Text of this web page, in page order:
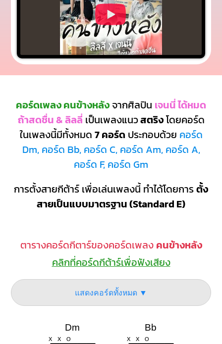
คอร์ดเพลง คนข้างหลัง จากศิลปิน เจนนี่ ได้หมด
ถ้าสดชื่น & ลิลลี่ เป็นเพลงแนวสตริงโดยคอร์ด
ในเพลงนี้มีทั้งหมด 7 คอร์ด ประกอบด้วย คอร์ด
Dm, คอร์ด Bb, คอร์ด C, คอร์ด Am, คอร์ด A,
คอร์ด F, คอร์ด Gm
การตั้งสายกีต้าร์ เพื่อเล่นเพลงนี้ ทำได้โดยการตั้ง
สายเป็นแบบมาตรฐาน (Standard E)
ตารางคอร์ดกีตาร์ของคอร์ดเพลง คนข้างหลัง
คลิกที่คอร์ดกีต้าร์เพื่อฟังเสียง
แสดงคอร์ดทั้งหมด ▼
Dm
X X O
Bb
X X O